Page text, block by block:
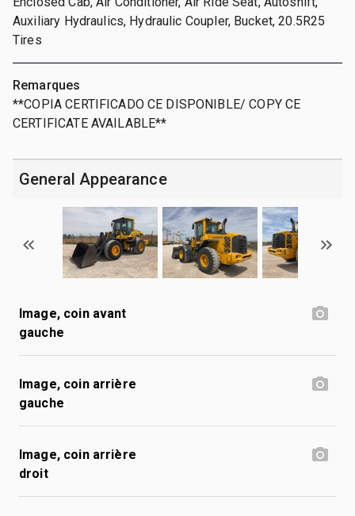
Auxiliary Hydraulics, Hydraulic Coupler, Bucket, 20.5R25
Tires
Remarques
**COPIA CERTIFICADO CE DISPONIBLE/ COPY CE
CERTIFICATE AVAILABLE**
General Appearance
Image, coin avant
gauche
Image, coin arrière
gauche
Image, coin arrière
droit